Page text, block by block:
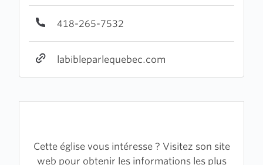
418-265-7532
labibleparlequebec.com
Cette église vous intéresse ? Visitez son site
web pour obtenir les informations les plus